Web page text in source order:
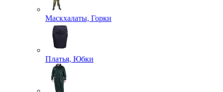
Маскхалаты, Горки
Платья, Юбки